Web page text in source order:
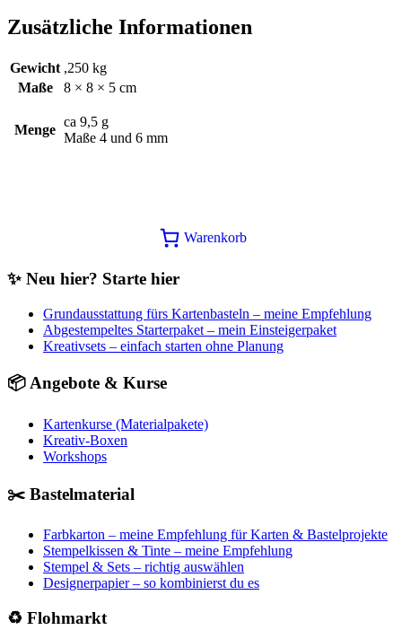
Zusätzliche Informationen
Gewicht ,250 kg
Maße
8 × 8 × 5 cm
Menge
ca 9,5 g
Maße 4 und 6 mm
Warenkorb
✨ Neu hier? Starte hier
Grundausstattung fürs Kartenbasteln – meine Empfehlung
Abgestempeltes Starterpaket – mein Einsteigerpaket
Kreativsets – einfach starten ohne Planung
📦 Angebote & Kurse
Kartenkurse (Materialpakete)
Kreativ-Boxen
Workshops
✂️ Bastelmaterial
Farbkarton – meine Empfehlung für Karten & Bastelprojekte
Stempelkissen & Tinte – meine Empfehlung
Stempel & Sets – richtig auswählen
Designerpapier – so kombinierst du es
♻️ Flohmarkt